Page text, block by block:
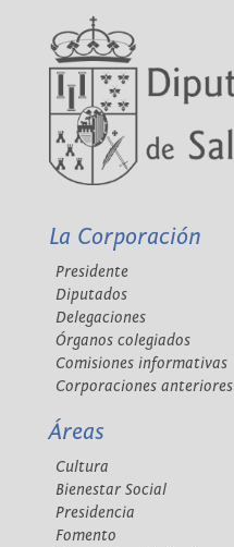
La Corporación
Presidente
Diputados
Delegaciones
Órganos colegiados
Comisiones informativas
Corporaciones anteriores
Áreas
Cultura
Bienestar Social
Presidencia
Fomento